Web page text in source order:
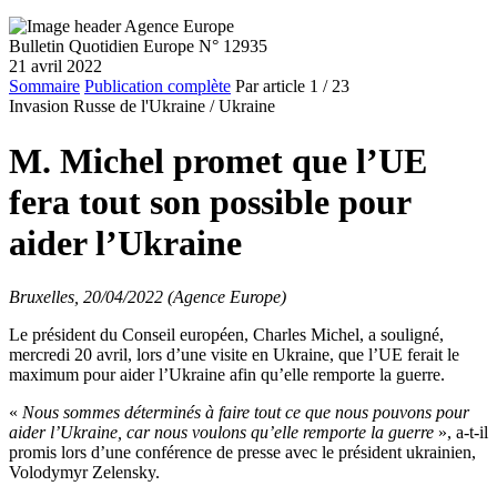
Bulletin Quotidien Europe N° 12935
21 avril 2022
Sommaire Publication complète Par article 1 / 23
Invasion Russe de l'Ukraine / Ukraine
M. Michel promet que l’UE
fera tout son possible pour
aider l’Ukraine
Bruxelles, 20/04/2022 (Agence Europe)
Le président du Conseil européen, Charles Michel, a souligné,
mercredi 20 avril, lors d’une visite en Ukraine, que l’UE ferait le
maximum pour aider l’Ukraine afin qu’elle remporte la guerre.
« Nous sommes déterminés à faire tout ce que nous pouvons pour
aider l’Ukraine, car nous voulons qu’elle remporte la guerre », a-t-il
promis lors d’une conférence de presse avec le président ukrainien,
Volodymyr Zelensky.